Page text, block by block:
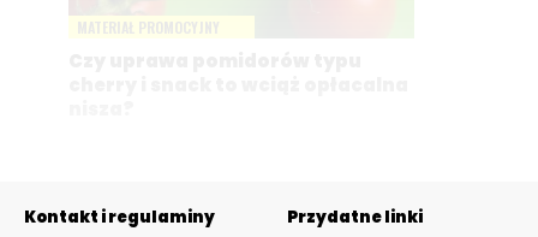
Kontakt i regulaminy
Przydatne linki